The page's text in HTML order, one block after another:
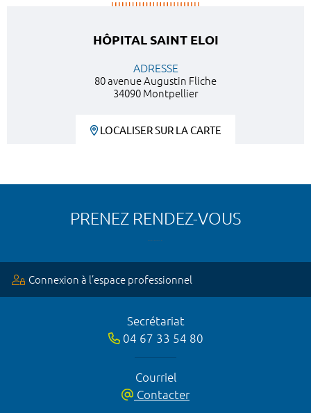
HÔPITAL SAINT ELOI
ADRESSE
80 avenue Augustin Fliche
34090 Montpellier
LOCALISER SUR LA CARTE
PRENEZ RENDEZ-VOUS
Connexion à l’espace professionnel
Secrétariat
04 67 33 54 80
Courriel
Contacter